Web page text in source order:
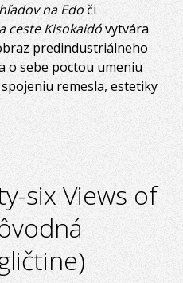
na Edo či
ceste Kisokaidóvytvára
predindustriálneho
o sebe poctou umeniu
remesla, estetiky
six Views of